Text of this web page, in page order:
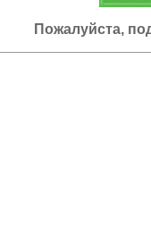
Пожалуйста,